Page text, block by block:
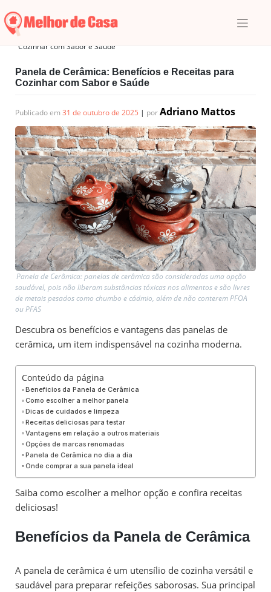
to
content
Início
Cozinhar com Sabor e Saúde
Panela de Cerâmica: Benefícios e Receitas para
Cozinhar com Sabor e Saúde
Publicado em 31 de outubro de 2025 | porAdriano Mattos
Panela de Cerâmica: panelas de cerâmica são consideradas uma opção
saudável, pois não liberam substâncias tóxicas nos alimentos e são livres
de metais pesados como chumbo e cádmio, além de não conterem PFOA
ou PFAS
Descubra os benefícios e vantagens das panelas de
cerâmica, um item indispensável na cozinha moderna.
Conteúdo da página
Benefícios da Panela de Cerâmica
Como escolher a melhor panela
Dicas de cuidados e limpeza
Receitas deliciosas para testar
Vantagens em relação a outros materiais
Opções de marcas renomadas
Panela de Cerâmica no dia a dia
Onde comprar a sua panela ideal
Saiba como escolher a melhor opção e confira receitas
deliciosas!
Benefícios da Panela de Cerâmica
A panela de cerâmica é um utensílio de cozinha versátil e
saudável para preparar refeições saborosas. Sua principal